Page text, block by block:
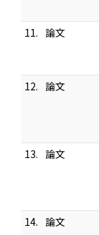
11. 論文
12. 論文
13. 論文
14. 論文